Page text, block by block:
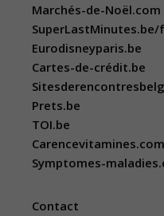
Marchés-de-Noël.com
Eurodisneyparis.be
Cartes-de-crédit.be
Prets.be
TOI.be
Carencevitamines.com
Symptomes-
Contact